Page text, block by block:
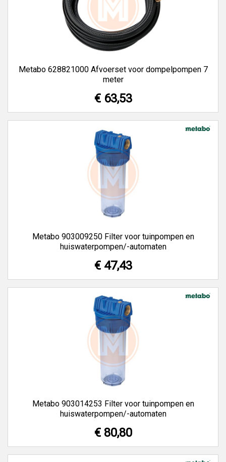
Metabo 628821000 Afvoerset voor dompelpompen 7
meter
€ 63,53
Metabo 903009250 Filter voor tuinpompen en
huiswaterpompen/-automaten
€ 47,43
Metabo 903014253 Filter voor tuinpompen en
huiswaterpompen/-automaten
€ 80,80